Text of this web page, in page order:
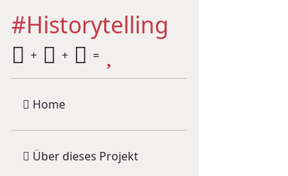
#Historytelling
+ + =
Home
Über dieses Projekt